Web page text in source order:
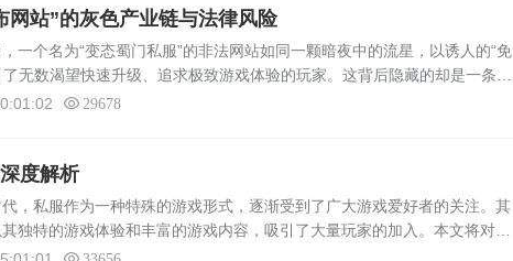
网站”的灰色产业链与法律风险
个名为“变态蜀门私服”的非法网站如同一颗暗夜中的流星，以诱人的“免
了无数渴望快速升级、追求极致游戏体验的玩家。这背后隐藏的却是一条充
产业链。本文将深入剖析“变态蜀门私服发布网站”的运作机制、对玩家及
29678
度解析
私服作为一种特殊的游戏形式，逐渐受到了广大游戏爱好者的关注。其
独特的游戏体验和丰富的游戏内容，吸引了大量玩家的加入。本文将对超
析，从其特点、运营模式、玩家群体及未来发展等方面进行详细阐述。超